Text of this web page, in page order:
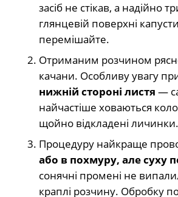
засіб не стікав, а надійно
глянцевій поверхні
перемішайте.
Отриманим розчином
качани. Особливу увагу
нижній стороні листя —
найчастіше ховаються
щойно відкладені личинки.
Процедуру найкраще
або в похмуру, але суху
сонячні промені не
краплі розчину. Обробку